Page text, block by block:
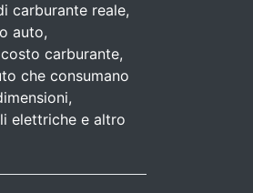
carburante reale,
auto,
carburante,
che consumano
elettriche e altro